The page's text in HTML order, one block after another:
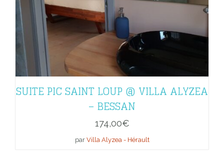
SUITE PIC SAINT LOUP @ VILLA ALYZEA
– BESSAN
174,00€
par Villa Alyzea - Hérault